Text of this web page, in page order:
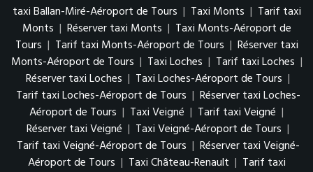
taxi Ballan-Miré-Aéroport de Tours | Taxi Monts | Tarif taxi
Monts | Réserver taxi Monts | Taxi Monts-Aéroport de
Tours | Tarif taxi Monts-Aéroport de Tours | Réserver taxi
Monts-Aéroport de Tours | Taxi Loches | Tarif taxi Loches |
Réserver taxi Loches | Taxi Loches-Aéroport de Tours |
Tarif taxi Loches-Aéroport de Tours | Réserver taxi Loches-
Aéroport de Tours | Taxi Veigné | Tarif taxi Veigné |
Réserver taxi Veigné | Taxi Veigné-Aéroport de Tours |
Tarif taxi Veigné-Aéroport de Tours | Réserver taxi Veigné-
Aéroport de Tours | Taxi Château-Renault | Tarif taxi